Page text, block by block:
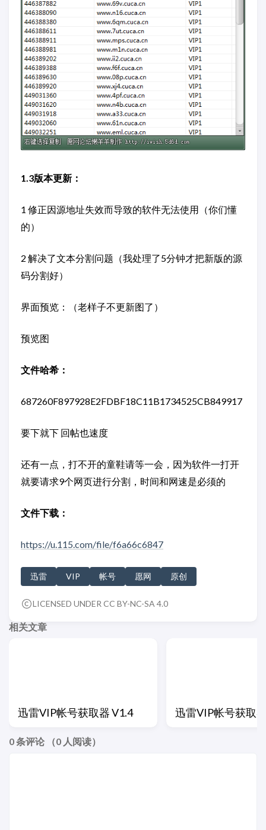
1.3版本更新：
1 修正因源地址失效而导致的软件无法使用（你们懂
的）
2 解决了文本分割问题（我处理了5分钟才把新版的源
码分割好）
界面预览：（老样子不更新图了）
预览图
文件哈希：
687260F897928E2FDBF18C11B1734525CB849917
要下就下 回帖也速度
还有一点，打不开的童鞋请等一会，因为软件一打开
就要请求9个网页进行分割，时间和网速是必须的
文件下载：
https://u.115.com/file/f6a66c6847
迅雷 VIP 帐号 愿网 原创
LICENSED UNDER CC BY-NC-SA 4.0
相关文章
迅雷VIP帐号获取器 V1.4 迅雷VIP帐号获取
0条评论 （0 人阅读）